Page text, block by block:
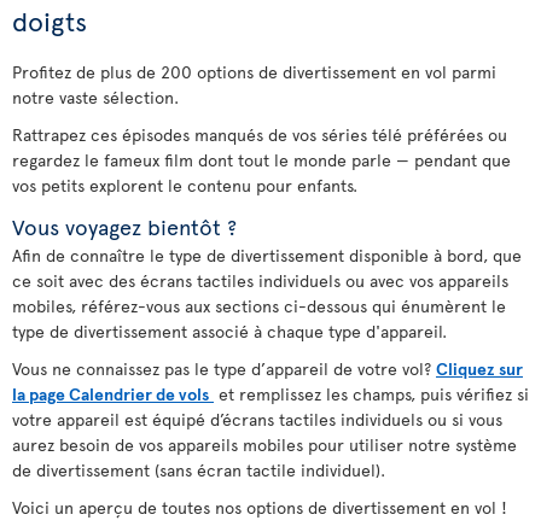
doigts
Profitez de plus de 200 options de divertissement en vol parmi
notre vaste sélection.
Rattrapez ces épisodes manqués de vos séries télé préférées ou
regardez le fameux film dont tout le monde parle — pendant que
vos petits explorent le contenu pour enfants.
Vous voyagez bientôt ?
Afin de connaître le type de divertissement disponible à bord, que
ce soit avec des écrans tactiles individuels ou avec vos appareils
mobiles, référez-vous aux sections ci-dessous qui énumèrent le
type de divertissement associé à chaque type d'appareil.
Vous ne connaissez pas le type d’appareil de votre vol? Cliquez sur
la page Calendrier de vols et remplissez les champs, puis vérifiez si
votre appareil est équipé d’écrans tactiles individuels ou si vous
aurez besoin de vos appareils mobiles pour utiliser notre système
de divertissement (sans écran tactile individuel).
Voici un aperçu de toutes nos options de divertissement en vol !